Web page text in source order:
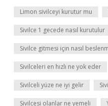
Limon sivilceyi kurutur mu
Sivilce 1 gecede nasıl kurutulur
Sivilce gitmesi için nasıl
Sivilceleri en hızlı ne yok eder
Sivilceli yüze ne iyi gelir
Sivilcesi olanlar ne yemeli